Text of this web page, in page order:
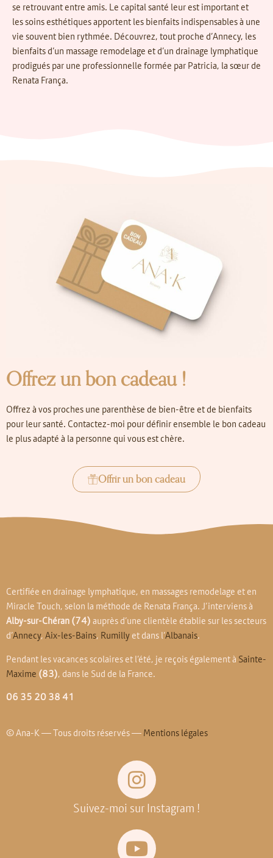
se retrouvant entre amis. Le capital santé leur est important et
les soins esthétiques apportent les bienfaits indispensables à une
vie souvent bien rythmée. Découvrez, tout proche d’Annecy, les
bienfaits d’un massage remodelage et d’un drainage lymphatique
prodigués par une professionnelle formée par Patricia, la sœur de
Renata França.
Offrez un bon cadeau !
Offrez à vos proches une parenthèse de bien-être et de bienfaits
pour leur santé. Contactez-moi pour définir ensemble le bon cadeau
le plus adapté à la personne qui vous est chère.
Offrir un bon cadeau
Suivez-moi sur Instagram !
Certifiée en drainage lymphatique, en massages remodelage et en
Miracle Touch, selon la méthode de Renata França. J’interviens à
Alby-sur-Chéran (74) auprès d’une clientèle établie sur les secteurs
d’Annecy, Aix-les-Bains, Rumilly et dans l’Albanais.
Pendant les vacances scolaires et l’été, je reçois également à Sainte-
Maxime (83), dans le Sud de la France.
06 35 20 38 41
© Ana-K — Tous droits réservés — Mentions légales